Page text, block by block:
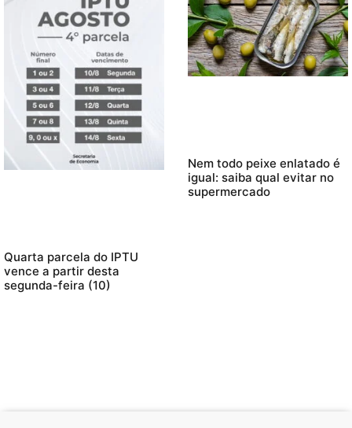
Quarta parcela do IPTU
vence a partir desta
segunda-feira (10)
Nem todo peixe enlatado é
igual: saiba qual evitar no
supermercado